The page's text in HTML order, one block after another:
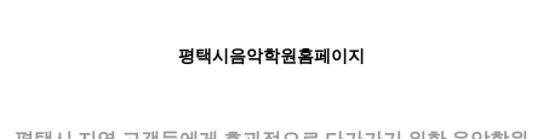
평택시음악학원홈페이지